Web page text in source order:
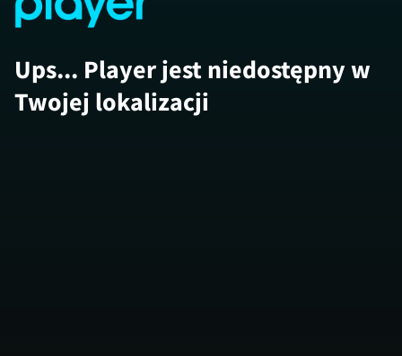
Ups... Player jest niedostępny w
Twojej lokalizacji